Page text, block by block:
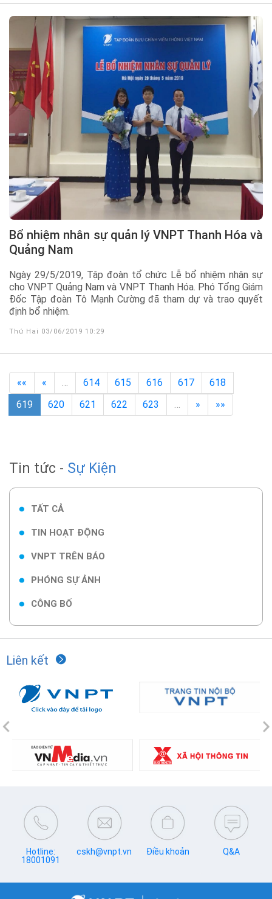
Bổ nhiệm nhân sự quản lý VNPT Thanh Hóa và
Quảng Nam
Ngày 29/5/2019, Tập đoàn tổ chức Lễ bổ nhiệm nhân sự
cho VNPT Quảng Nam và VNPT Thanh Hóa. Phó Tổng Giám
Đốc Tập đoàn Tô Mạnh Cường đã tham dự và trao quyết
định bổ nhiệm.
Thứ Hai 03/06/2019 10:29
«« « … 614 615 616 617
618
619
620 621 622 623 … » »»
Tin tức - Sự Kiện
TẤT CẢ
TIN HOẠT ĐỘNG
VNPT TRÊN BÁO
PHÓNG SỰ ẢNH
CÔNG BỐ
Liên kết
Previous
Hotline:
18001091
cskh@vnpt.vn Điều khoản Q&A